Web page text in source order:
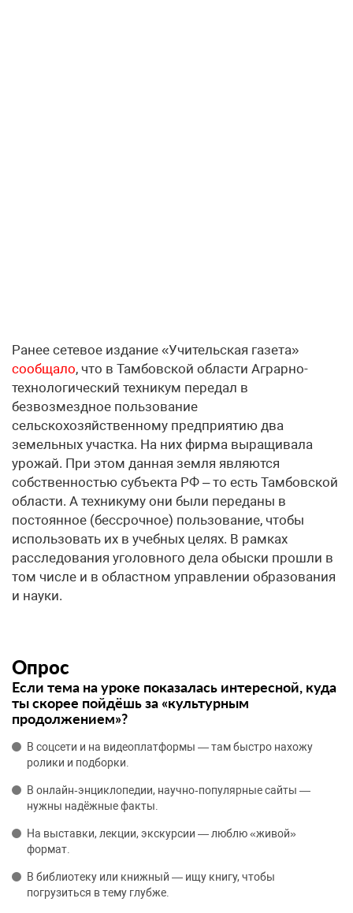
Ранее сетевое издание «Учительская газета»
сообщало, что в Тамбовской области Аграрно-
технологический техникум передал в
безвозмездное пользование
сельскохозяйственному предприятию два
земельных участка. На них фирма выращивала
урожай. При этом данная земля являются
собственностью субъекта РФ – то есть Тамбовской
области. А техникуму они были переданы в
постоянное (бессрочное) пользование, чтобы
использовать их в учебных целях. В рамках
расследования уголовного дела обыски прошли в
том числе и в областном управлении образования
и науки.
Опрос
Если тема на уроке показалась интересной, куда
ты скорее пойдёшь за «культурным
продолжением»?
В соцсети и на видеоплатформы — там быстро нахожу
ролики и подборки.
В онлайн‑энциклопедии, научно‑популярные сайты —
нужны надёжные факты.
На выставки, лекции, экскурсии — люблю «живой»
формат.
В библиотеку или книжный — ищу книгу, чтобы
погрузиться в тему глубже.